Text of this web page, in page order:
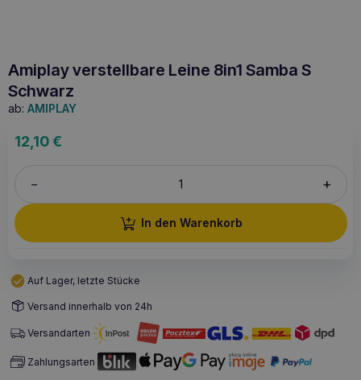
Amiplay verstellbare Leine 8in1 Samba S
Schwarz
ab: AMIPLAY
12,10€
– +
In den Warenkorb
Auf Lager, letzte Stücke
Versand innerhalb von 24h
Versandarten
Zahlungsarten